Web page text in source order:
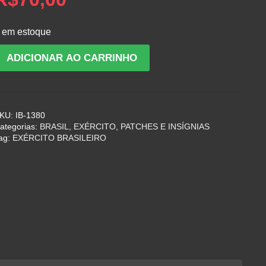
em estoque
ADICIONAR AO CARRINHO
IB-1380
BRASIL, EXÉRCITO, PATCHES E INSÍGNIAS
EXÉRCITO BRASILEIRO